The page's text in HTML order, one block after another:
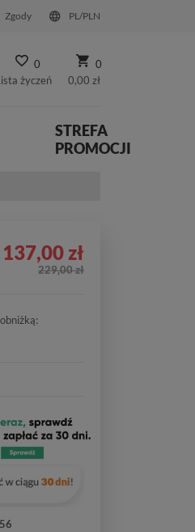
Zgody PL/PLN
0
życzeń
0
0,00 zł
STREFA
PROMOCJI
137,00 zł
229,00 zł